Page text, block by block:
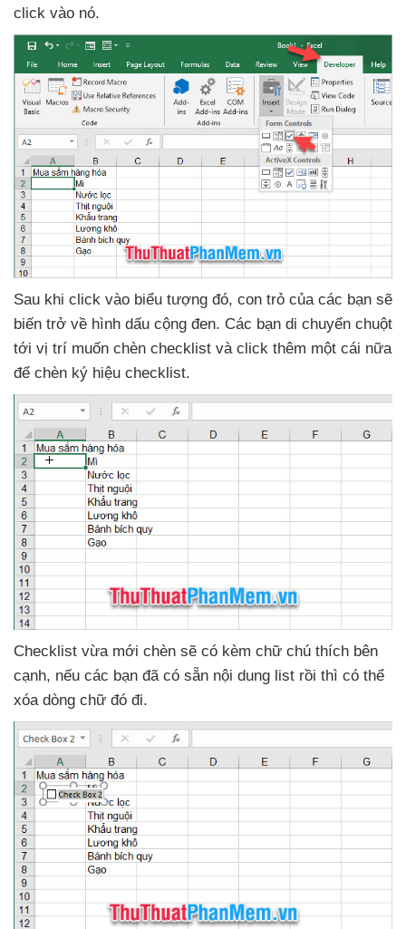
click vào nó.
Sau khi click vào biểu tượng đó, con trỏ của các bạn sẽ
biến trở về hình dấu cộng đen. Các bạn di chuyển chuột
tới vị trí muốn chèn checklist và click thêm một cái nữa
để chèn ký hiệu checklist.
Checklist vừa mới chèn sẽ có kèm chữ chú thích bên
cạnh, nếu các bạn đã có sẵn nội dung list rồi thì có thể
xóa dòng chữ đó đi.